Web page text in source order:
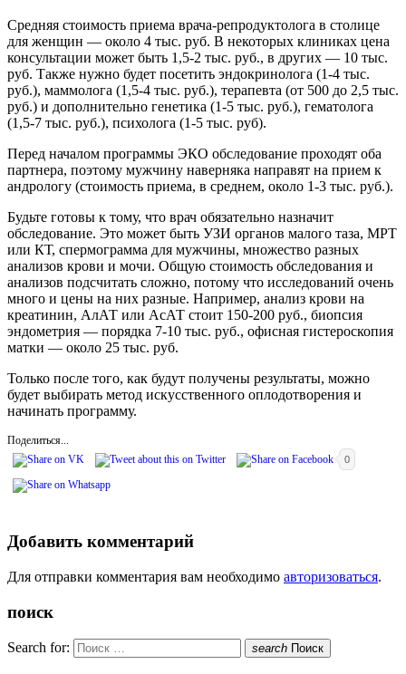
Средняя стоимость приема врача-репродуктолога в столице
для женщин — около 4 тыс. руб. В некоторых клиниках цена
консультации может быть 1,5-2 тыс. руб., в других — 10 тыс.
руб. Также нужно будет посетить эндокринолога (1-4 тыс.
руб.), маммолога (1,5-4 тыс. руб.), терапевта (от 500 до 2,5 тыс.
руб.) и дополнительно генетика (1-5 тыс. руб.), гематолога
(1,5-7 тыс. руб.), психолога (1-5 тыс. руб).
Перед началом программы ЭКО обследование проходят оба
партнера, поэтому мужчину наверняка направят на прием к
андрологу (стоимость приема, в среднем, около 1-3 тыс. руб.).
Будьте готовы к тому, что врач обязательно назначит
обследование. Это может быть УЗИ органов малого таза, МРТ
или КТ, спермограмма для мужчины, множество разных
анализов крови и мочи. Общую стоимость обследования и
анализов подсчитать сложно, потому что исследований очень
много и цены на них разные. Например, анализ крови на
креатинин, АлАТ или АсАТ стоит 150-200 руб., биопсия
эндометрия — порядка 7-10 тыс. руб., офисная гистероскопия
матки — около 25 тыс. руб.
Только после того, как будут получены результаты, можно
будет выбирать метод искусственного оплодотворения и
начинать программу.
Поделиться...
0
Добавить комментарий
Для отправки комментария вам необходимо авторизоваться.
поиск
Search for: search Поиск